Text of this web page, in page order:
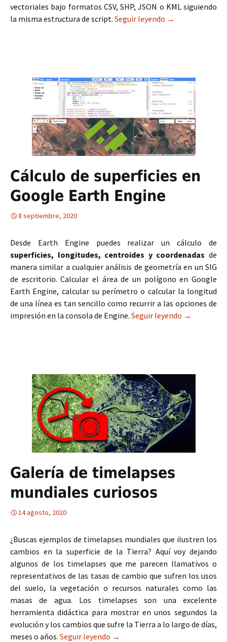
vectoriales bajo formatos CSV, SHP, JSON o KML siguiendo
la misma estructura de script. Seguir leyendo Exportar
→
Cálculo de superficies en
Google Earth Engine
8 septiembre, 2020
Desde Earth Engine puedes realizar un cálculo de
superficies, longitudes, centroides y coordenadas de
manera similar a cualquier análisis de geometría en un SIG
de escritorio. Calcular el área de un polígono en Google
Earth Engine, calcular su perímetro o calcular la longitud
de una línea es tan sencillo como recurrir a las opciones de
impresión en la consola de Engine. Seguir leyendo Cálculo de
→
Galería de timelapses
mundiales curiosos
14 agosto, 2020
¿Buscas ejemplos de timelapses mundiales que ilustren los
cambios en la superficie de la Tierra? Aquí voy dejando
algunos de los timelapses que me parecen llamativos o
representativos de las tasas de cambio que sufren los usos
del suelo, la vegetación o recursos naturales como las
masas de agua. Los timelapses son una excelente
herramienta didáctica para mostrar en unos segundos la
evolución y los cambios que sufre la Tierra a lo largo de días,
meses o años. Seguir leyendo Galería de timelapses mundiales
→